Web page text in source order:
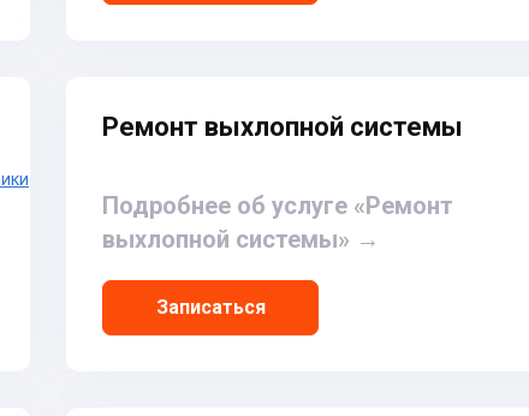
Ремонт выхлопной системы
Подробнее об услуге «Ремонт
выхлопной системы» →
Записаться